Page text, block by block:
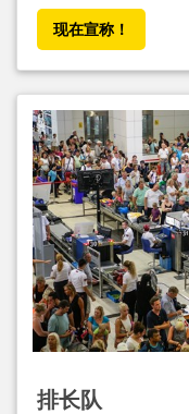
现在宣称！
排长队